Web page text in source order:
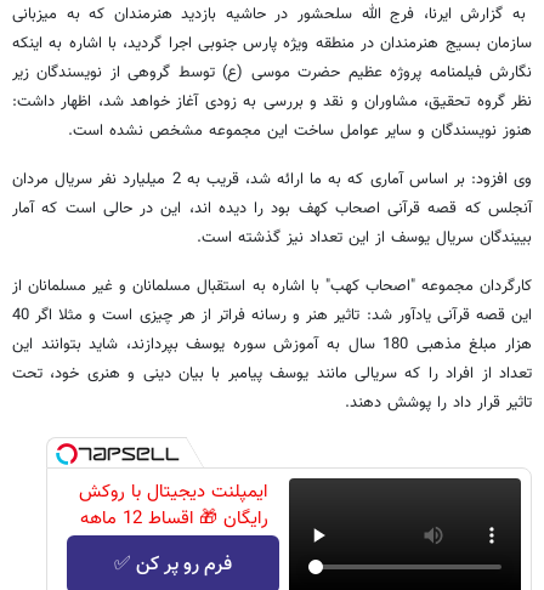
به گزارش ایرنا، فرج الله سلحشور در حاشیه بازدید هنرمندان که به میزبانی
سازمان بسیج هنرمندان در منطقه ویژه پارس جنوبی اجرا گردید، با اشاره به اینکه
نگارش فیلمنامه پروژه عظیم حضرت موسی (ع) توسط گروهی از نویسندگان زیر
نظر گروه تحقیق، مشاوران و نقد و بررسی به زودی آغاز خواهد شد، اظهار داشت:
هنوز نویسندگان و سایر عوامل ساخت این مجموعه مشخص نشده است.
وی افزود: بر اساس آماری که به ما ارائه شد، قریب به 2 میلیارد نفر سریال مردان
آنجلس که قصه قرآنی اصحاب کهف بود را دیده اند، این در حالی است که آمار
بییندگان سریال یوسف از این تعداد نیز گذشته است.
کارگردان مجموعه "اصحاب کهب" با اشاره به استقبال مسلمانان و غیر مسلمانان از
این قصه قرآنی یادآور شد: تاثیر هنر و رسانه فراتر از هر چیزی است و مثلا اگر 40
هزار مبلغ مذهبی 180 سال به آموزش سوره یوسف بپردازند، شاید بتوانند این
تعداد از افراد را که سریالی مانند یوسف پیامبر با بیان دینی و هنری خود، تحت
تاثیر قرار داد را پوشش دهند.
ایمپلنت دیجیتال با روکش
رایگان 🎁 اقساط 12 ماهه
فرم رو پر کن ✅